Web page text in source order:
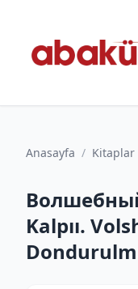
Anasayfa / Kitaplar
Kalpıı.